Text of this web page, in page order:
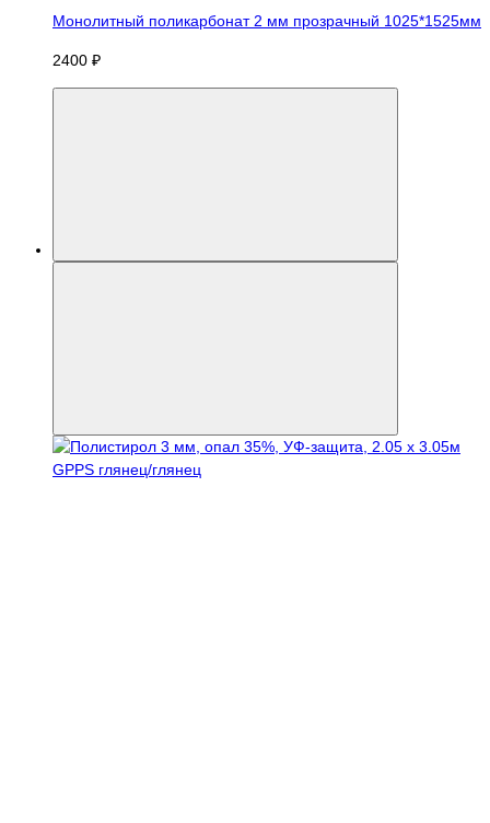
Монолитный поликарбонат 2 мм прозрачный 1025*1525мм
2400 ₽